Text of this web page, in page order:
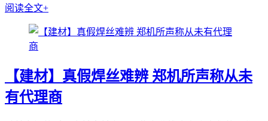
阅读全文+
【建材】真假焊丝难辨 郑机所声称从未
有代理商